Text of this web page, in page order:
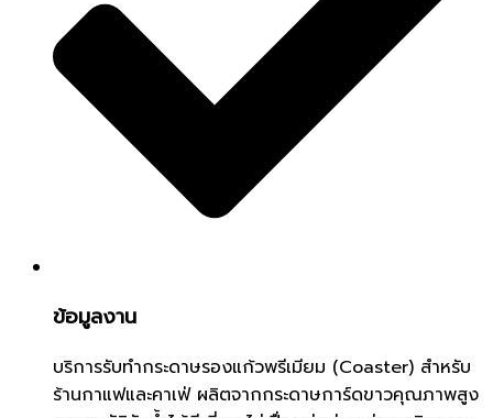
ข้อมูลงาน
บริการรับทำกระดาษรองแก้วพรีเมียม (Coaster) สำหรับ
ร้านกาแฟและคาเฟ่ ผลิตจากกระดาษการ์ดขาวคุณภาพสูง